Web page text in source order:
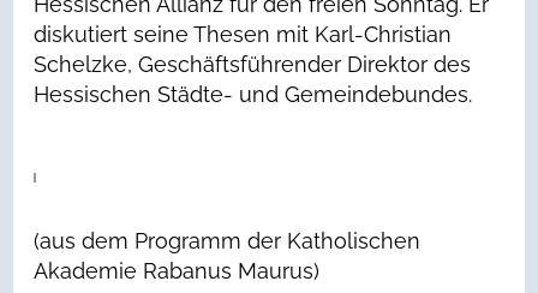
diskutiert seine Thesen mit Karl-Christian
Schelzke, Geschäftsführender Direktor des
Hessischen Städte- und Gemeindebundes.
(aus dem Programm der Katholischen
Akademie Rabanus Maurus)